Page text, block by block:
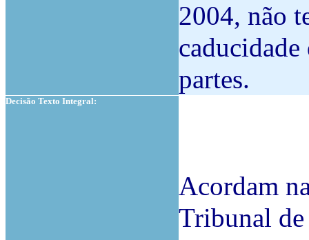
2004, não
partes.
Decisão Texto Integral:
Acordam
Tribunal